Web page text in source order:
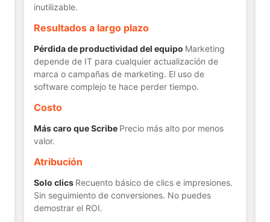
inutilizable.
Resultados a largo plazo
Pérdida de productividad del equipo Marketing
depende de IT para cualquier actualización de
marca o campañas de marketing. El uso de
software complejo te hace perder tiempo.
Costo
Más caro que Scribe Precio más alto por menos
valor.
Atribución
Solo clics Recuento básico de clics e impresiones.
Sin seguimiento de conversiones. No puedes
demostrar el ROI.